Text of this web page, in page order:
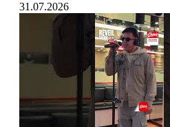
31.07.2026